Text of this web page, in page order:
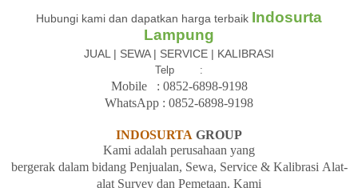
Hubungi kami dan dapatkan harga terbaik Indosurta
Lampung
JUAL | SEWA | SERVICE | KALIBRASI
Telp :
Mobile : 0852-6898-9198
WhatsApp : 0852-6898-9198
INDOSURTA GROUP
Kami adalah perusahaan yang
bergerak dalam bidang Penjualan, Sewa, Service & Kalibrasi Alat-
alat Survey dan Pemetaan. Kami